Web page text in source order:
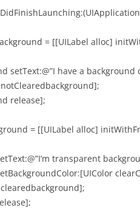
= [[UILabel alloc]
setText:@”I have a background
release];
= [[UILabel alloc]
transparent